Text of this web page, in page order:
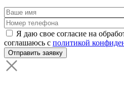
Я даю свое согласие на
соглашаюсь с политикой